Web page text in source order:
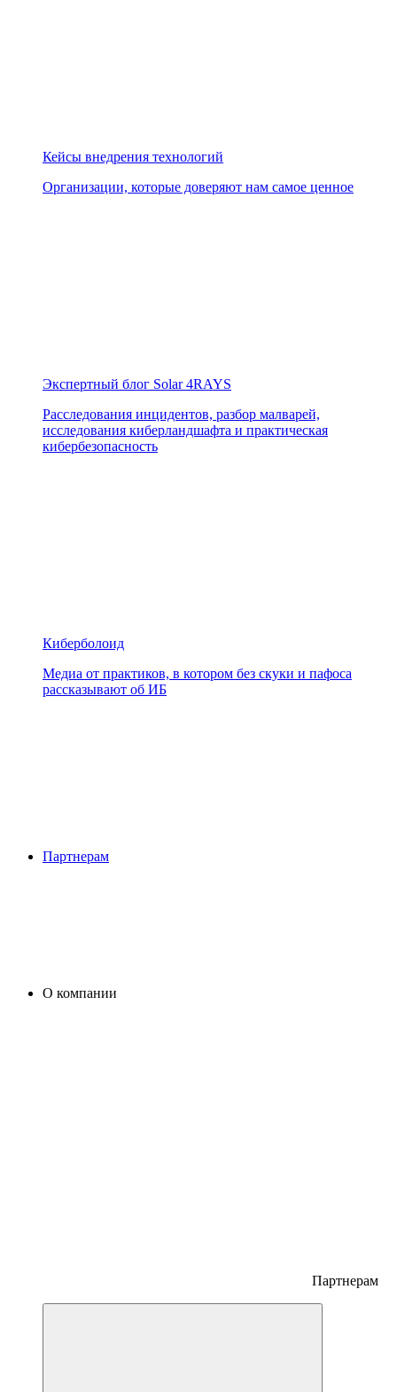
Кейсы внедрения технологий
Организации, которые доверяют нам самое ценное
Экспертный блог Solar 4RAYS
Расследования инцидентов, разбор малварей,
исследования киберландшафта и практическая
кибербезопасность
Киберболоид
Медиа от практиков, в котором без скуки и пафоса
рассказывают об ИБ
Партнерам
О компании
Партнерам